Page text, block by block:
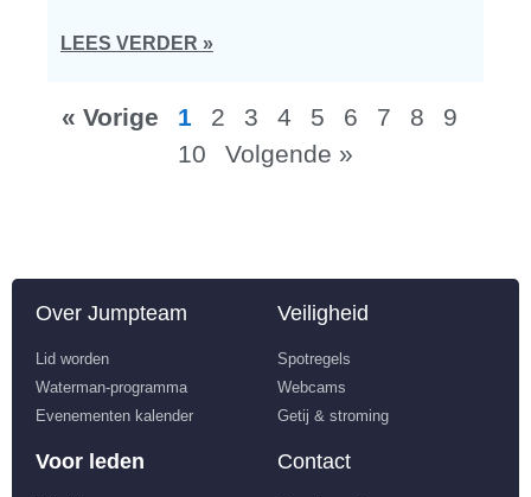
LEES VERDER »
« Vorige 1 2 3 4 5 6 7 8
9
10
Volgende »
Over Jumpteam
Lid worden
Waterman-programma
Evenementen kalender
Veiligheid
Spotregels
Webcams
Getij & stroming
Voor leden Contact